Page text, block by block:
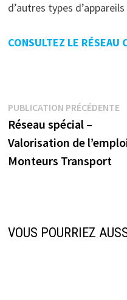
d’autres types
CONSULTEZ LE RÉSEAU
Navigation
de
l’article
PUBLICATION PRÉCÉDENTE
Réseau spécial –
Valorisation de
Monteurs Transport
VOUS POURRIEZ